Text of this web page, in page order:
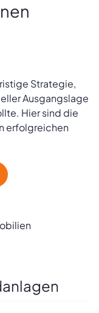
Strategie,
Ausgangslage
Hier sind die
erfolgreichen